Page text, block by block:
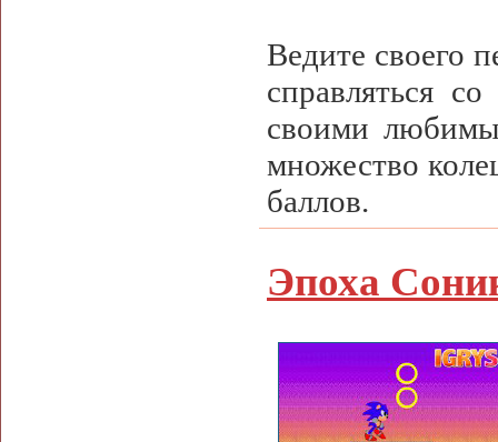
Ведите своего
справляться
своими
множество
баллов.
Эпоха